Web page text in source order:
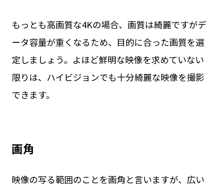
もっとも高画質な4Kの場合、画質は綺麗ですがデ
ータ容量が重くなるため、目的に合った画質を選
定しましょう。よほど鮮明な映像を求めていない
限りは、ハイビジョンでも十分綺麗な映像を撮影
できます。
画角
映像の写る範囲のことを画角と言いますが、広い